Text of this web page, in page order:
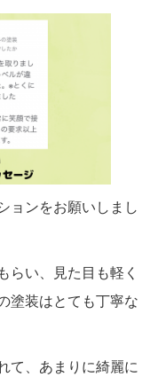
ョンをお願いしまし
らい、見た目も軽く
塗装はとても丁寧な
て、あまりに綺麗に